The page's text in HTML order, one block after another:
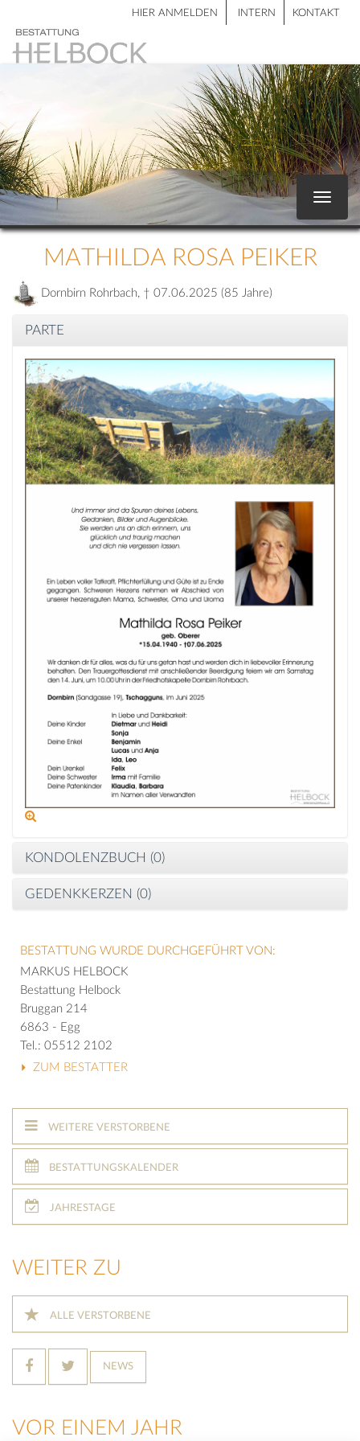
HIER ANMELDEN INTERN KONTAKT
Toggle
MATHILDA ROSA PEIKER
Dornbirn Rohrbach, † 07.06.2025 (85 Jahre)
PARTE
KONDOLENZBUCH (0)
GEDENKKERZEN (0)
BESTATTUNG WURDE DURCHGEFÜHRT VON:
MARKUS HELBOCK
Bestattung Helbock
Bruggan 214
6863 - Egg
Tel.: 05512 2102
ZUM BESTATTER
WEITERE VERSTORBENE
BESTATTUNGSKALENDER
JAHRESTAGE
WEITER ZU
ALLE VERSTORBENE
NEWS
VOR EINEM JAHR